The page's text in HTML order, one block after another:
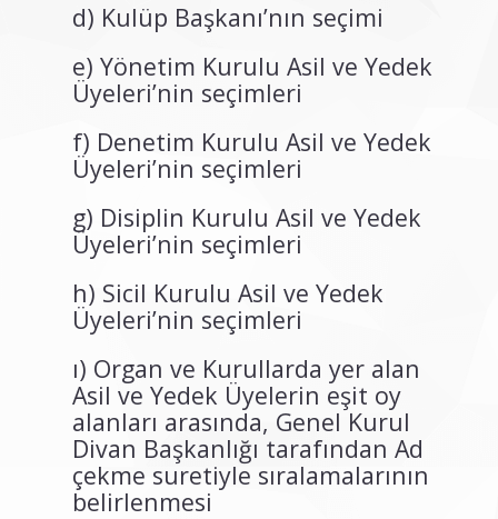
d) Kulüp Başkanı’nın seçimi
e) Yönetim Kurulu Asil ve Yedek
Üyeleri’nin seçimleri
f) Denetim Kurulu Asil ve Yedek
Üyeleri’nin seçimleri
g) Disiplin Kurulu Asil ve Yedek
Üyeleri’nin seçimleri
h) Sicil Kurulu Asil ve Yedek
Üyeleri’nin seçimleri
ı) Organ ve Kurullarda yer alan
Asil ve Yedek Üyelerin eşit oy
alanları arasında, Genel Kurul
Divan Başkanlığı tarafından Ad
çekme suretiyle sıralamalarının
belirlenmesi